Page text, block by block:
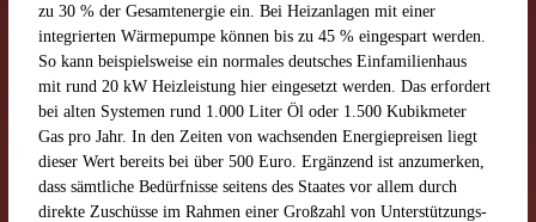
zu 30 % der Gesamtenergie ein. Bei Heizanlagen mit einer
integrierten Wärmepumpe können bis zu 45 % eingespart werden.
So kann beispielsweise ein normales deutsches Einfamilienhaus
mit rund 20 kW Heizleistung hier eingesetzt werden. Das erfordert
bei alten Systemen rund 1.000 Liter Öl oder 1.500 Kubikmeter
Gas pro Jahr. In den Zeiten von wachsenden Energiepreisen liegt
dieser Wert bereits bei über 500 Euro. Ergänzend ist anzumerken,
dass sämtliche Bedürfnisse seitens des Staates vor allem durch
direkte Zuschüsse im Rahmen einer Großzahl von Unterstützungs-